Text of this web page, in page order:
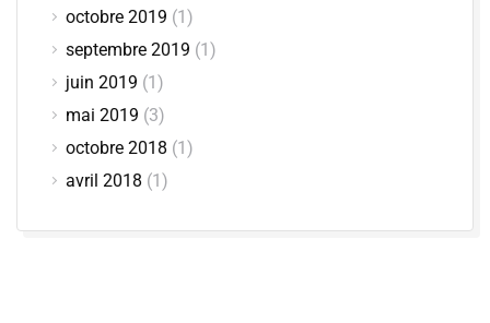
octobre 2019 (1)
septembre 2019 (1)
juin 2019 (1)
mai 2019 (3)
octobre 2018 (1)
avril 2018 (1)